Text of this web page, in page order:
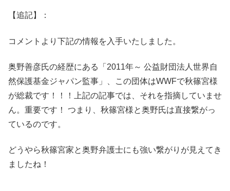
【追記】：
コメントより下記の情報を入手いたしました。
奥野善彦氏の経歴にある「2011年～ 公益財団法人世界自
然保護基金ジャパン監事」、この団体はWWFで秋篠宮様
が総裁です！！！上記の記事では、それを指摘していませ
ん。重要です！ つまり、秋篠宮様と奥野氏は直接繋がっ
ているのです。
どうやら秋篠宮家と奥野弁護士にも強い繋がりが見えてき
ましたね！